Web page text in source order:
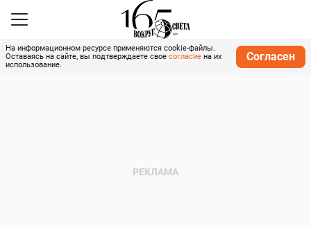
На информационном ресурсе применяются cookie-файлы.
Оставаясь на сайте, вы подтверждаете свое согласие на их
использование.
Согласен